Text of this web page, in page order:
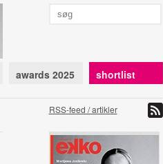
awards 2025 shortlist
RSS-feed / artikler